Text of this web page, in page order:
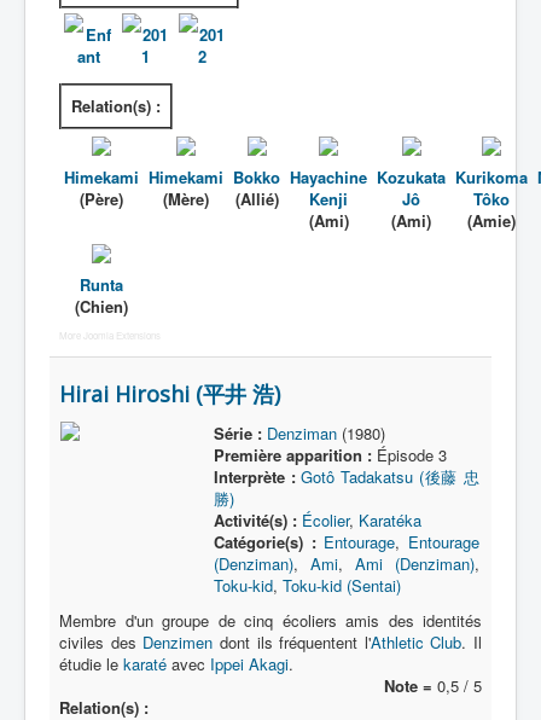
Enf
ant
201
1
201
2
Relation(s) :
Himekami
(Père)
Himekami
(Mère)
Bokko
(Allié)
Hayachine
Kenji
(Ami)
Kozukata
Jô
(Ami)
Kurikoma
Tôko
(Amie)
Runta
(Chien)
More Joomla Extensions
Hirai Hiroshi (平井 浩)
Série : Denziman(1980)
Première apparition :Épisode 3
Interprète : Gotô Tadakatsu (後藤 忠
勝)
Activité(s) : Écolier, Karatéka
Catégorie(s) : Entourage, Entourage
(Denziman), Ami, Ami (Denziman),
Toku-kid, Toku-kid (Sentai)
Membre d'un groupe de cinq écoliers amis des identités
civiles des Denzimen dont ils fréquentent l'Athletic Club. Il
étudie le karaté avec Ippei Akagi.
Note = 0,5 / 5
Relation(s) :